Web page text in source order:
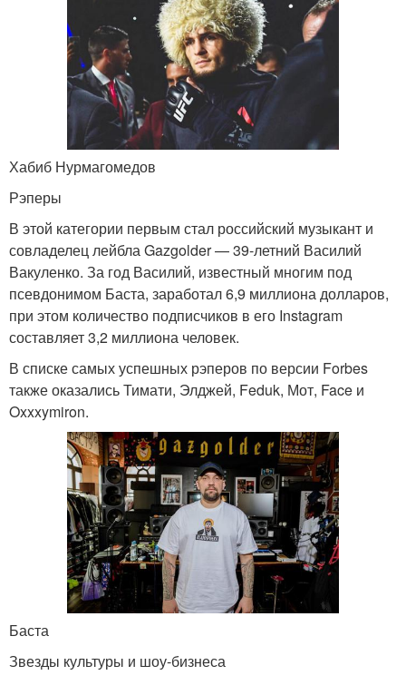
Хабиб Нурмагомедов
Рэперы
В этой категории первым стал российский музыкант и
совладелец лейбла Gazgolder — 39-летний Василий
Вакуленко. За год Василий, известный многим под
псевдонимом Баста, заработал 6,9 миллиона долларов,
при этом количество подписчиков в его Instagram
составляет 3,2 миллиона человек.
В списке самых успешных рэперов по версии Forbes
также оказались Тимати, Элджей, Feduk, Мот, Face и
Oxxxymiron.
Баста
Звезды культуры и шоу-бизнеса